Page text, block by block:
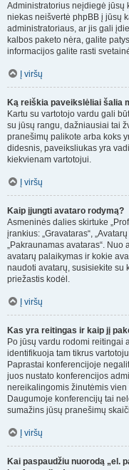
Administratorius neįdiegė jūsų
niekas neišvertė phpBB į jūsų
administratoriaus, ar jis gali
kalbos paketo nėra, galite
informacijos galite rasti
Į viršų
Ką reiškia paveikslėliai šalia
Kartu su vartotojo vardu gali
su jūsų rangu, dažniausiai tai
pranešimų palikote arba koks
didesnis, paveiksliukas yra
kiekvienam vartotojui.
Į viršų
Kaip įjungti avataro rodymą?
Asmeninės dalies skirtuke
įrankius: „Gravataras“,
„Pakraunamas avataras“.
avatarų palaikymas ir kokie
naudoti avatarų, susisiekite su
priežastis kodėl.
Į viršų
Kas yra reitingas ir kaip jį
Po jūsų vardu rodomi reitingai
identifikuoja tam tikrus
Paprastai konferencijoje
juos nustato konferencijos
nereikalingomis žinutėmis
Daugumoje konferencijų tai
sumažins jūsų pranešimų
Į viršų
Kai paspaudžiu nuorodą „el.